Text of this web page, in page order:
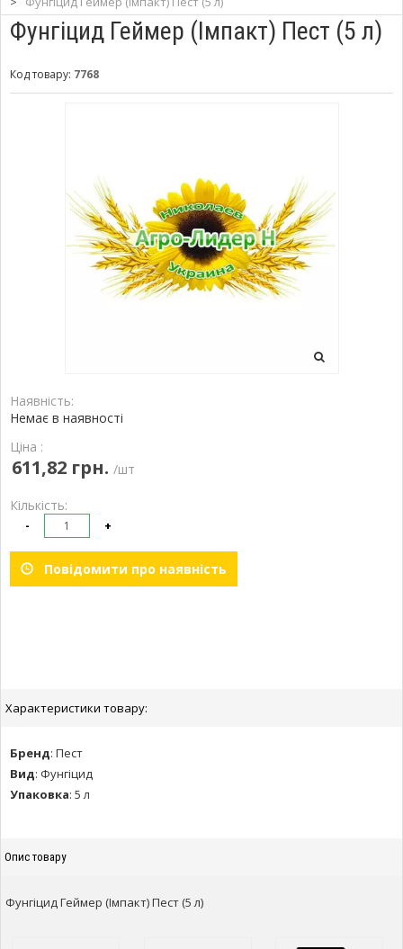
Фунгіцид Геймер (Імпакт) Пест (5 л)
Код товару: 7768
Наявність:
Немає в наявності
Ціна :
611,82 грн. /шт
Кількість:
- +
Повідомити про наявність
Характеристики товару:
Бренд: Пест
Вид: Фунгіцид
Упаковка: 5 л
Опис товару
Фунгіцид Геймер (Імпакт) Пест (5 л)